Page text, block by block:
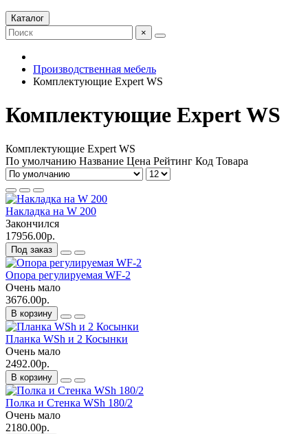
Каталог
×
Производственная мебель
Комплектующие Expert WS
Комплектующие Expert WS
Комплектующие Expert WS
По умолчанию Название Цена Рейтинг Код Товара
Накладка на W 200
Закончился
17956.00р.
Под заказ
Опора регулируемая WF-2
Очень мало
3676.00р.
В корзину
Планка WSh и 2 Косынки
Очень мало
2492.00р.
В корзину
Полка и Стенка WSh 180/2
Очень мало
2180.00р.